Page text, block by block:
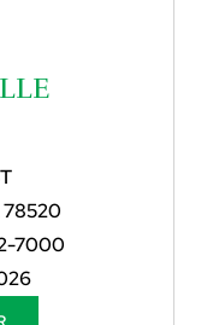
78520
7000